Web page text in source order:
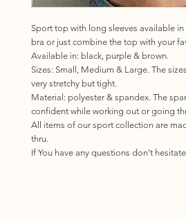
Sport top with long sleeves available
bra or just combine the top with your
Available in: black, purple & brown.
Sizes: Small, Medium & Large. The
very stretchy but tight.
Material: polyester & spandex. The
confident while working out or going
All items of our sport collection are
thru.
If You have any questions don’t